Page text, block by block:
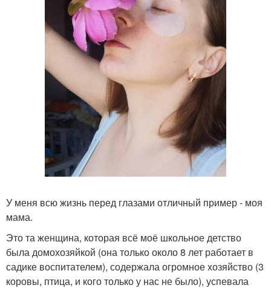
У меня всю жизнь перед глазами отличный пример - моя
мама.
Это та женщина, которая всё моё школьное детство
была домохозяйкой (она только около 8 лет работает в
садике воспитателем), содержала огромное хозяйство (3
коровы, птица, и кого только у нас не было), успевала